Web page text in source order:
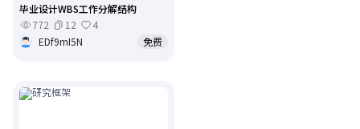
毕业设计WBS工作分解结构
772
12
4
EDf9mI5N
免费